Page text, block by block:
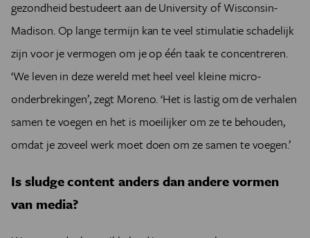
gezondheid bestudeert aan de University of Wisconsin-
Madison. Op lange termijn kan te veel stimulatie schadelijk
zijn voor je vermogen om je op één taak te concentreren.
‘We leven in deze wereld met heel veel kleine micro-
onderbrekingen’, zegt Moreno. ‘Het is lastig om de verhalen
samen te voegen en het is moeilijker om ze te behouden,
omdat je zoveel werk moet doen om ze samen te voegen.’
Is sludge content anders dan andere vormen
van media?